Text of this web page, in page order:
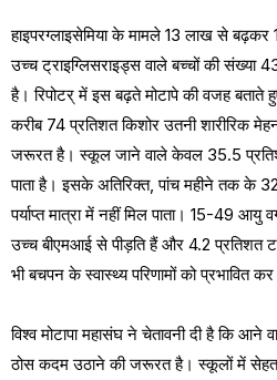
हाइपरग्लाइसेमिया के मामले 13 लाख से
उच्च ट्राइग्लिसराइड्स वाले बच्चों की
है। रिपोटर् में इस बढ़ते मोटापे की वजह बताते
करीब 74 प्रतिशत किशोर उतनी शारीरिक
जरूरत है। स्कूल जाने वाले केवल 35.5
पाता है। इसके अतिरिक्त, पांच महीने तक के
पर्याप्त मात्रा में नहीं मिल पाता। 15-49 आयु
उच्च बीएमआई से पीड़ति हैं और 4.2 प्रतिशत
भी बचपन के स्वास्थ्य परिणामों को प्रभावित
विश्व मोटापा महासंघ ने चेतावनी दी है कि आने
ठोस कदम उठाने की जरूरत है। स्कूलों में